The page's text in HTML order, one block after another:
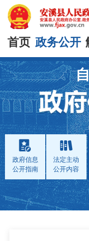
首页 政务公开
政府信息
公开指南
法定主动
公开内容